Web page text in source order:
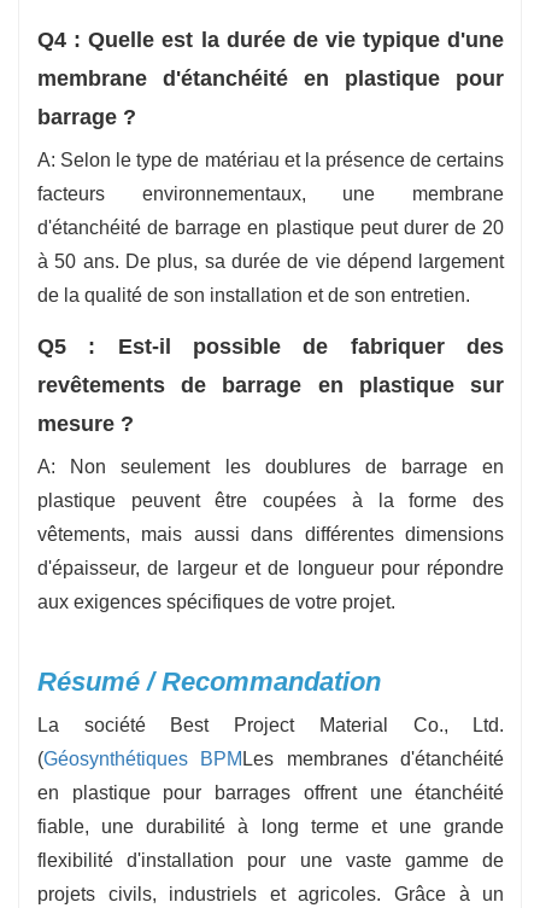
Q4 : Quelle est la durée de vie typique d'une
membrane d'étanchéité en plastique pour
barrage ?
A: Selon le type de matériau et la présence de certains
facteurs environnementaux, une membrane
d'étanchéité de barrage en plastique peut durer de 20
à 50 ans. De plus, sa durée de vie dépend largement
de la qualité de son installation et de son entretien.
Q5 : Est-il possible de fabriquer des
revêtements de barrage en plastique sur
mesure ?
A: Non seulement les doublures de barrage en
plastique peuvent être coupées à la forme des
vêtements, mais aussi dans différentes dimensions
d'épaisseur, de largeur et de longueur pour répondre
aux exigences spécifiques de votre projet.
Résumé / Recommandation
La société Best Project Material Co., Ltd.
(Géosynthétiques BPM Les membranes d'étanchéité
en plastique pour barrages offrent une étanchéité
fiable, une durabilité à long terme et une grande
flexibilité d'installation pour une vaste gamme de
projets civils, industriels et agricoles. Grâce à un